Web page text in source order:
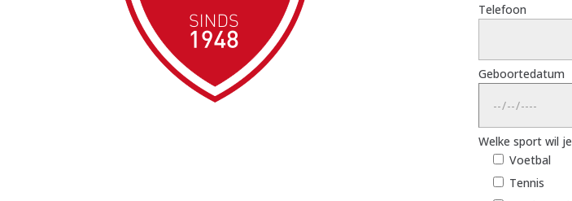
Telefoon
Geboortedatum
Welke sport wil
Voetbal
Tennis